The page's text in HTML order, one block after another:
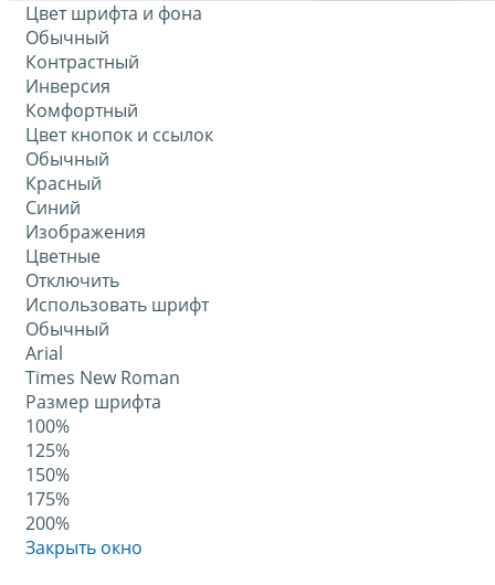
Цвет шрифта и фона
Обычный
Контрастный
Инверсия
Комфортный
Цвет кнопок и ссылок
Обычный
Красный
Синий
Изображения
Цветные
Отключить
Использовать шрифт
Обычный
Arial
Times New Roman
Размер шрифта
100%
125%
150%
175%
200%
Закрыть окно